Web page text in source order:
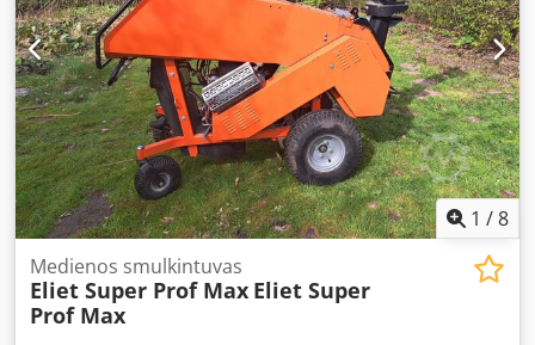
frame structure) 888 mm high 700 mm deep 02x
workbench beams, new Djdpfx Ashq Tqdslwjck Beam type:
TS Profile dimensions: 70 x 42 x 3 mm Clear width: 920 mm
Material finish: fully galvanized 01x worktop, new Wood
type: MDF Thickness: 28 mm Dimensions: 900 x 1,200 mm
Material color: black 01x angle set, new For fastening the
worktop 04x safety hooks, new Material finish: fully
galvanized
1 /8
Medienos smulkintuvas
Eliet Super Prof Max Eliet Super
Prof Max